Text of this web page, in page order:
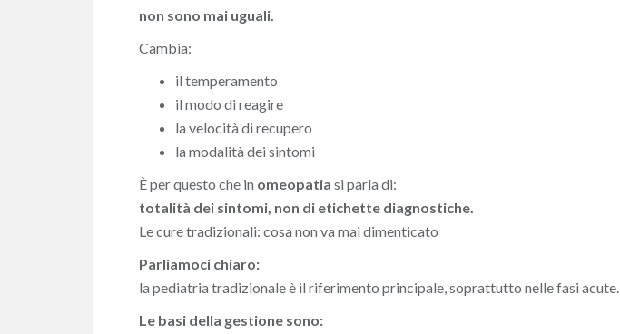
non sono mai uguali.
Cambia:
il temperamento
il modo di reagire
la velocità di recupero
la modalità dei sintomi
È per questo che in omeopatia si parla di:
totalità dei sintomi, non di etichette diagnostiche.
Le cure tradizionali: cosa non va mai dimenticato
Parliamoci chiaro:
la pediatria tradizionale è il riferimento principale, soprattutto nelle fasi acute.
Le basi della gestione sono: